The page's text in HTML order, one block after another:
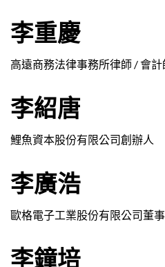
李重慶
高遠商務法律事務所律師 / 會計
李紹唐
鯉魚資本股份有限公司創辦人
李廣浩
歐格電子工業股份有限公司董
李鐘培